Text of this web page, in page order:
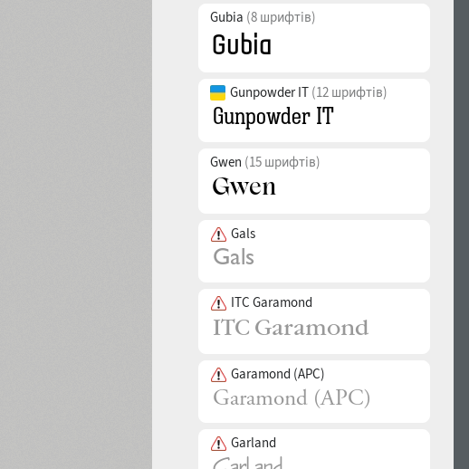
Gubia (8 шрифтів)
Gunpowder IT (12 шрифтів)
Gwen (15 шрифтів)
Gals
ITC Garamond
Garamond (APC)
Garland